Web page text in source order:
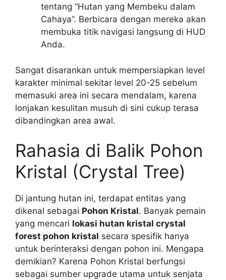
tentang “Hutan yang Membeku dalam
Cahaya”. Berbicara dengan mereka akan
membuka titik navigasi langsung di HUD
Anda.
Sangat disarankan untuk mempersiapkan level
karakter minimal sekitar level 20-25 sebelum
memasuki area ini secara mendalam, karena
lonjakan kesulitan musuh di sini cukup terasa
dibandingkan area awal.
Rahasia di Balik Pohon
Kristal (Crystal Tree)
Di jantung hutan ini, terdapat entitas yang
dikenal sebagai Pohon Kristal. Banyak pemain
yang mencari lokasi hutan kristal crystal
forest pohon kristal secara spesifik hanya
untuk berinteraksi dengan pohon ini. Mengapa
demikian? Karena Pohon Kristal berfungsi
sebagai sumber upgrade utama untuk senjata